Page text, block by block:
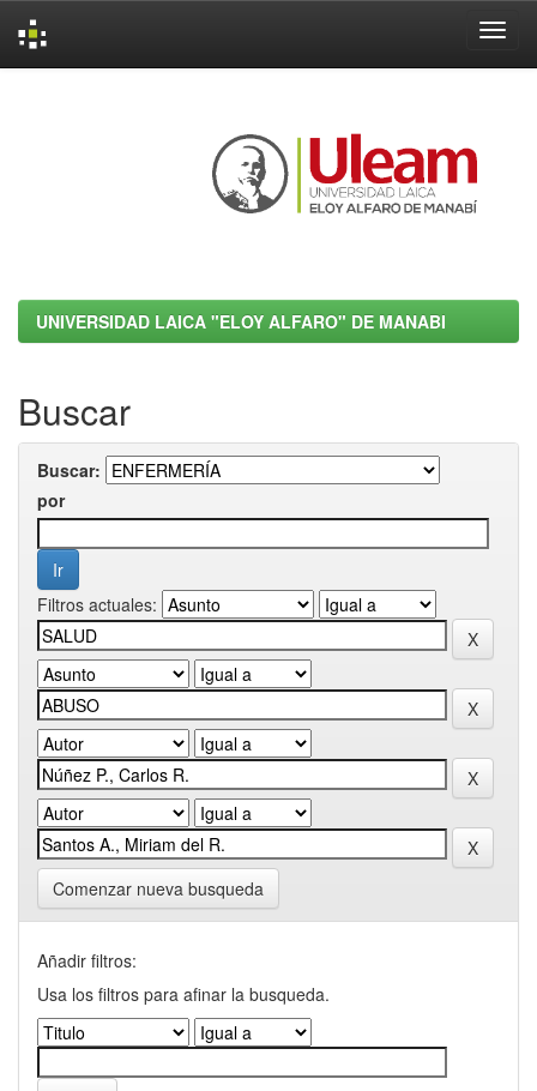
UNIVERSIDAD LAICA "ELOY ALFARO" DE MANABI
Buscar
Buscar:
por
Filtros actuales:
Comenzar nueva busqueda
Añadir filtros:
Usa los filtros para afinar la busqueda.